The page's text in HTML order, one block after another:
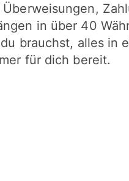
in über 40
brauchst, alles in
für dich bereit.